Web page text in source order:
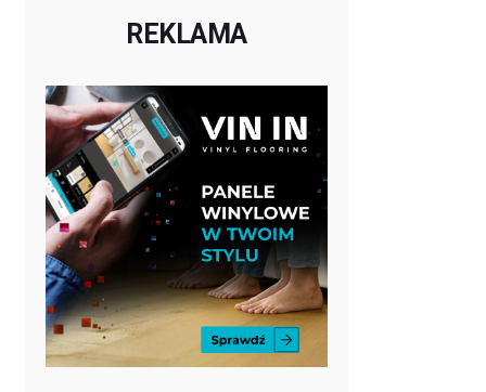
REKLAMA